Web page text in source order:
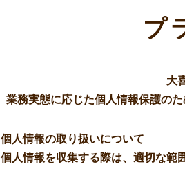
プ
大
業務実態に応じた個人情報保護の
個人情報の取り扱いについて
個人情報を収集する際は、適切な範